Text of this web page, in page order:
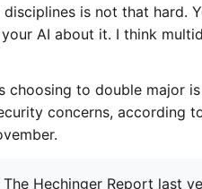
is not that hard.
AI about it. I think
choosing to double major
concerns, according